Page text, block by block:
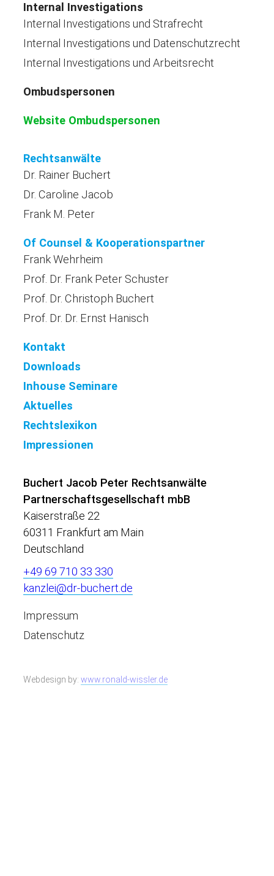
Internal Investigations
Internal Investigations und Strafrecht
Internal Investigations und Datenschutzrecht
Internal Investigations und Arbeitsrecht
Ombudspersonen
Website Ombudspersonen
Rechtsanwälte
Dr. Rainer Buchert
Dr. Caroline Jacob
Frank M. Peter
Of Counsel & Kooperationspartner
Frank Wehrheim
Prof. Dr. Frank Peter Schuster
Prof. Dr. Christoph Buchert
Prof. Dr. Dr. Ernst Hanisch
Kontakt
Downloads
Inhouse Seminare
Aktuelles
Rechtslexikon
Impressionen
Buchert Jacob Peter Rechtsanwälte
Partnerschaftsgesellschaft mbB
Kaiserstraße 22
60311 Frankfurt am Main
Deutschland
+49 69 710 33 330
kanzlei@dr-buchert.de
Impressum
Datenschutz
Webdesign by: www.ronald-wissler.de